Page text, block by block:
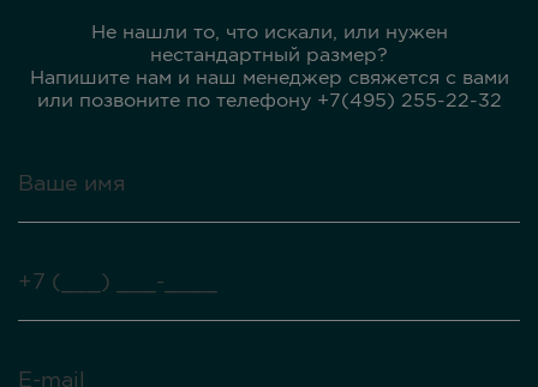
Не нашли то, что искали, или нужен
нестандартный размер?
Напишите нам и наш менеджер свяжется с вами
или позвоните по телефону +7(495) 255-22-32